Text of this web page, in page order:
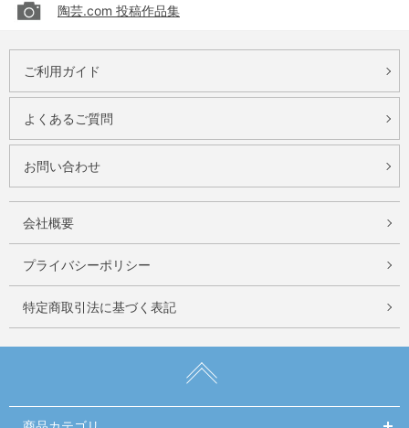
陶芸.com 投稿作品集
ご利用ガイド
よくあるご質問
お問い合わせ
会社概要
プライバシーポリシー
特定商取引法に基づく表記